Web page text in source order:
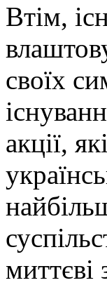
Втім,
своїх
акції,
миттєві